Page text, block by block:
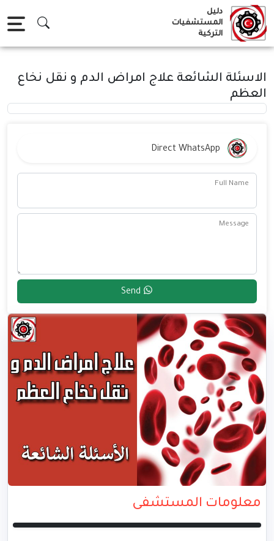
Skip
content
دليل
المستشفيات
التركية
الاسئلة الشائعة علاج امراض الدم و نقل نخاع
العظم
Full Name
Message
معلومات المستشفى